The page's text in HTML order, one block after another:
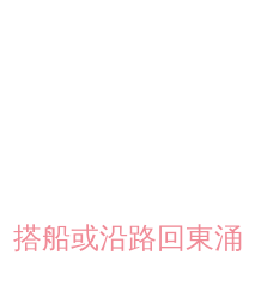
搭船或沿路回東涌